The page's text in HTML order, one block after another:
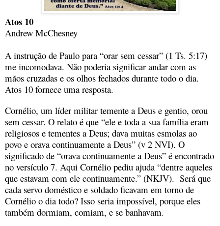
Atos 10
Andrew McChesney
A instrução de Paulo para “orar sem cessar” (1 Ts. 5:17)
me incomodava. Não poderia significar andar com as
mãos cruzadas e os olhos fechados durante todo o dia.
Atos 10 fornece uma resposta.
Cornélio, um líder militar temente a Deus e gentio, orou
sem cessar. O relato é que “ele e toda a sua família eram
religiosos e tementes a Deus; dava muitas esmolas ao
povo e orava continuamente a Deus” (v 2 NVI). O
significado de “orava continuamente a Deus” é encontrado
no versículo 7. Aqui Cornélio pediu ajuda “dentre aqueles
que estavam com ele continuamente.” (NKJV). Será que
cada servo doméstico e soldado ficavam em torno de
Cornélio o dia todo? Isso seria impossível, porque eles
também dormiam, comiam, e se banhavam.